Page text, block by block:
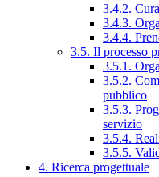
3.4.2.
3.4.3.
3.4.4.
3.5. Il processo
3.5.1.
3.5.2.
pubblico
3.5.3.
servizio
3.5.4.
3.5.5.
4. Ricerca progettuale